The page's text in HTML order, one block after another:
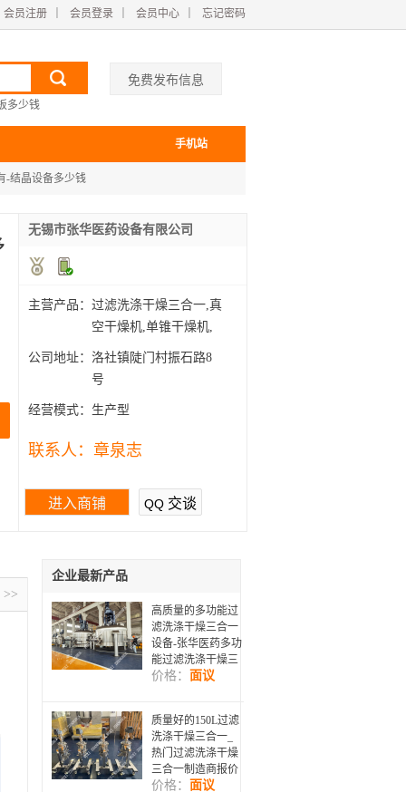
会员注册 会员登录 会员中心 忘记密码
多少钱
免费发布信息
手机站
-结晶设备多少钱
无锡市张华医药设备有限公司
主营产品： 过滤洗涤干燥三合一,真
空干燥机,单锥干燥机,
双
公司地址： 洛社镇陡门村振石路8
号
经营模式： 生产型
联系人： 章泉志
进入商铺 QQ 交谈
>>
企业最新产品
高质量的多功能过
滤洗涤干燥三合一
设备-张华医药多功
能过滤洗涤干燥三
合一设备厂家
价格： 面议
质量好的150L过滤
洗涤干燥三合一_
热门过滤洗涤干燥
三合一制造商报价
价格： 面议